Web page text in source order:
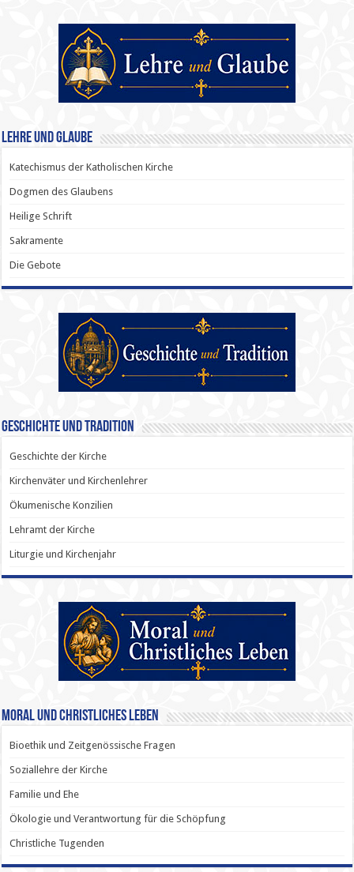
Lehre und Glaube
Katechismus der Katholischen Kirche
Dogmen des Glaubens
Heilige Schrift
Sakramente
Die Gebote
Geschichte und Tradition
Geschichte der Kirche
Kirchenväter und Kirchenlehrer
Ökumenische Konzilien
Lehramt der Kirche
Liturgie und Kirchenjahr
Moral und Christliches Leben
Bioethik und Zeitgenössische Fragen
Soziallehre der Kirche
Familie und Ehe
Ökologie und Verantwortung für die Schöpfung
Christliche Tugenden